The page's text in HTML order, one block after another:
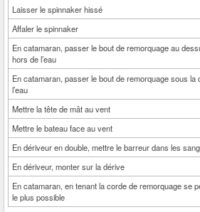
Laisser le spinnaker hissé
Affaler le spinnaker
En catamaran, passer le bout de remorquage au
hors de l’eau
En catamaran, passer le bout de remorquage sous la
l’eau
Mettre la tête de mât au vent
Mettre le bateau face au vent
En dériveur en double, mettre le barreur dans les
En dériveur, monter sur la dérive
En catamaran, en tenant la corde de remorquage se
le plus possible